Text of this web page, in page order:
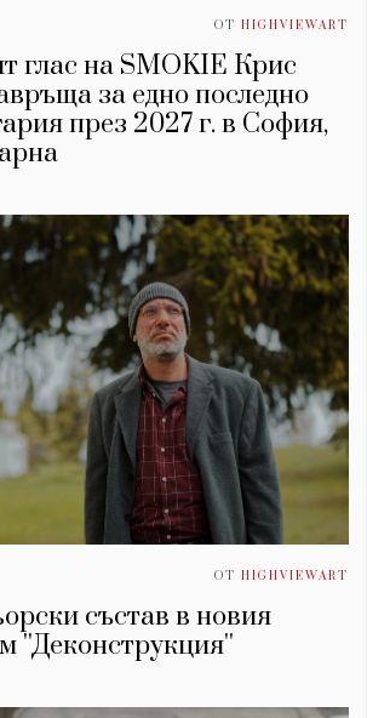
ОТ HIGHVIEWART
глас на SMOKIE Крис
за едно последно
през 2027 г. в София,
ОТ HIGHVIEWART
състав в новия
''Деконструкция''